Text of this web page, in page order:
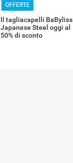
OFFERTE
Il tagliacapelli BaByliss
Japanese Steel oggi al
50% di sconto